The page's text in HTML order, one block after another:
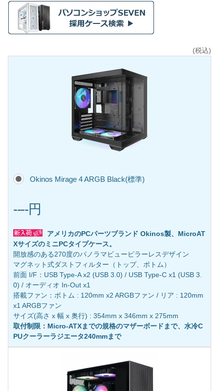
(税込)
Okinos Mirage 4 ARGB Black(標準)
----円
アメリカのPCパーツブランド Okinos製、MicroAT
XサイズのミニPCタイプケース。
開放感のある270度のパノラマビューピラーレスデザイン
マグネット式ダストフィルター（トップ、ボトム）
前面 I/F：USB Type-A x2 (USB 3.0) / USB Type-C x1 (USB 3.
0) / オーディオ In-Out x1
搭載ファン：ボトム : 120mm x2 ARGBファン / リア : 120mm
x1 ARGBファン
サイズ(高さ x 幅 x 奥行) : 354mm x 346mm x 275mm
取付制限：Micro-ATXまでの規格のマザーボードまで、水冷C
PUクーラーラジエータ240mmまで